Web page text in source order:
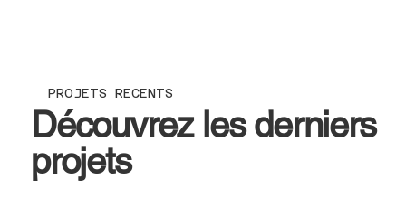
PROJETS RECENTS
Découvrez les derniers
projets